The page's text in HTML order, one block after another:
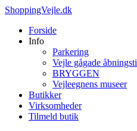
Videre
indhold
ShoppingVejle.dk
Forside
Info
Parkering
Vejle gågade
BRYGGEN
Vejleegnens museer
Butikker
Virksomheder
Tilmeld butik